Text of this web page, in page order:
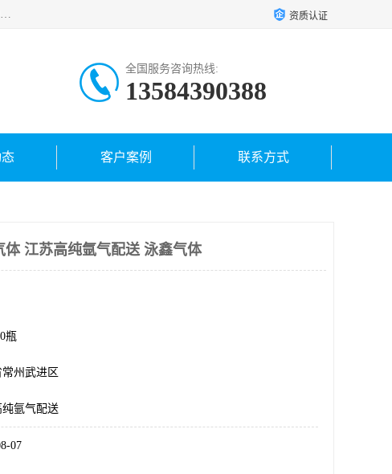
常州泳鑫气体有限公司是一家致力于为客户提供气体产品务的领企业。专注于环氧乙烷剂、环氧乙烷、高纯气体以及稀有和特种气体的研发、生产、销售和配送，产品广泛应用于医疗、电子、科研、化工、食品等多个领域。主要产品有：环氧乙烷灭菌剂，环氧乙烷，高纯氩，氮，氪，氙，氖，氘，笑，氦，氢，氧等各种稀有和特种气体。 资质认证
全国服务咨询热线:
13584390388
客户案例 联系方式
体 江苏高纯氩气配送 泳鑫气体
瓶
常州武进区
氩气配送
07